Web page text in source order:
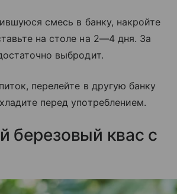
смесь в банку, накройте
на столе на 2—4 дня. За
выбродит.
перелейте в другую банку
перед употреблением.
березовый квас с